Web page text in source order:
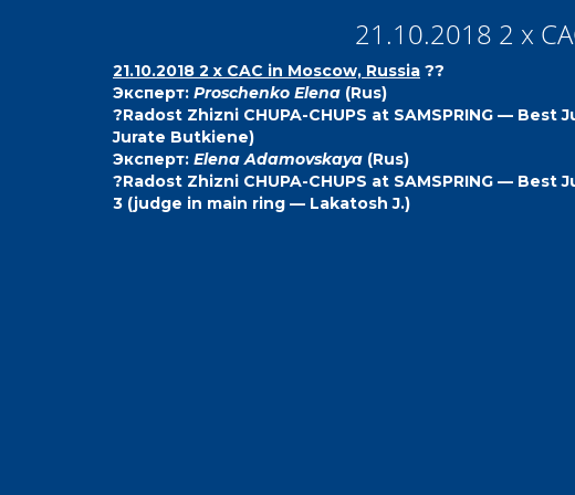
21.10.2018 2 х
21.10.2018 2 х CAC in Moscow, Russia ??
Эксперт: Proschenko Elena (Rus)
?Radost Zhizni CHUPA-CHUPS at SAMSPRING —
Jurate Butkiene)
Эксперт: Elena Adamovskaya (Rus)
?Radost Zhizni CHUPA-CHUPS at SAMSPRING — Best
3 (judge in main ring — Lakatosh J.)